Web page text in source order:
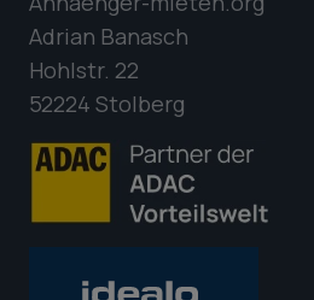
Adrian Banasch
Hohlstr. 22
52224 Stolberg